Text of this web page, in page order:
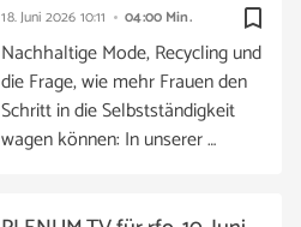
bookmark_border
18. Juni 2026 10:11 04:00 Min.
Nachhaltige Mode, Recycling und
die Frage, wie mehr Frauen den
Schritt in die Selbstständigkeit
wagen können: In unserer …